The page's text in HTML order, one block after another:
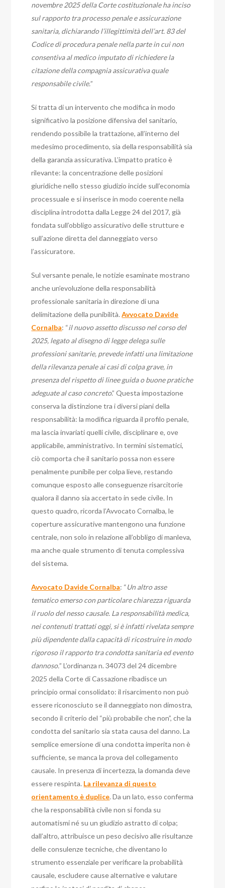
novembre 2025 della Corte costituzionale ha inciso
sul rapporto tra processo penale e assicurazione
sanitaria, dichiarando l’illegittimità dell’art. 83 del
Codice di procedura penale nella parte in cui non
consentiva al medico imputato di richiedere la
citazione della compagnia assicurativa quale
responsabile civile.”
Si tratta di un intervento che modifica in modo
significativo la posizione difensiva del sanitario,
rendendo possibile la trattazione, all’interno del
medesimo procedimento, sia della responsabilità sia
della garanzia assicurativa. L’impatto pratico è
rilevante: la concentrazione delle posizioni
giuridiche nello stesso giudizio incide sull’economia
processuale e si inserisce in modo coerente nella
disciplina introdotta dalla Legge 24 del 2017, già
fondata sull’obbligo assicurativo delle strutture e
sull’azione diretta del danneggiato verso
l’assicuratore.
Sul versante penale, le notizie esaminate mostrano
anche un’evoluzione della responsabilità
professionale sanitaria in direzione di una
delimitazione della punibilità.Avvocato Davide
Cornalba: “il nuovo assetto discusso nel corso del
2025, legato al disegno di legge delega sulle
professioni sanitarie, prevede infatti una limitazione
della rilevanza penale ai casi di colpa grave, in
presenza del rispetto di linee guida o buone pratiche
adeguate al caso concreto.” Questa impostazione
conserva la distinzione tra i diversi piani della
responsabilità: la modifica riguarda il profilo penale,
ma lascia invariati quelli civile, disciplinare e, ove
applicabile, amministrativo. In termini sistematici,
ciò comporta che il sanitario possa non essere
penalmente punibile per colpa lieve, restando
comunque esposto alle conseguenze risarcitorie
qualora il danno sia accertato in sede civile. In
questo quadro, ricorda l’Avvocato Cornalba, le
coperture assicurative mantengono una funzione
centrale, non solo in relazione all’obbligo di manleva,
ma anche quale strumento di tenuta complessiva
del sistema.
Avvocato Davide Cornalba: “Un altro asse
tematico emerso con particolare chiarezza riguarda
il ruolo del nesso causale. La responsabilità medica,
nei contenuti trattati oggi, si è infatti rivelata sempre
più dipendente dalla capacità di ricostruire in modo
rigoroso il rapporto tra condotta sanitaria ed evento
dannoso.” L’ordinanza n. 34073 del 24 dicembre
2025 della Corte di Cassazione ribadisce un
principio ormai consolidato: il risarcimento non può
essere riconosciuto se il danneggiato non dimostra,
secondo il criterio del “più probabile che non”, che la
condotta del sanitario sia stata causa del danno. La
semplice emersione di una condotta imperita non è
sufficiente, se manca la prova del collegamento
causale. In presenza di incertezza, la domanda deve
essere respinta. La rilevanza di questo
orientamento è duplice. Da un lato, esso conferma
che la responsabilità civile non si fonda su
automatismi né su un giudizio astratto di colpa;
dall’altro, attribuisce un peso decisivo alle risultanze
delle consulenze tecniche, che diventano lo
strumento essenziale per verificare la probabilità
causale, escludere cause alternative e valutare